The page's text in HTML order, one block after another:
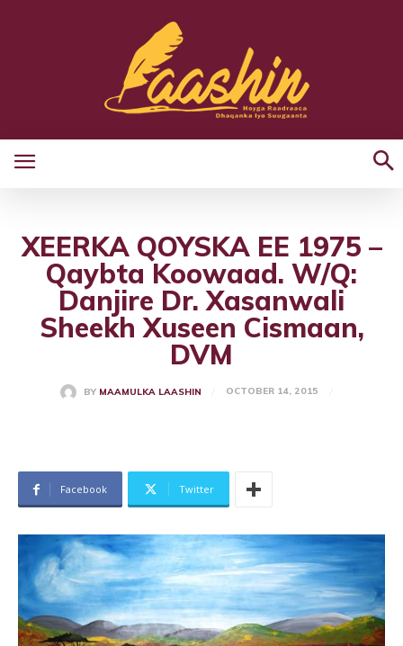
XEERKA QOYSKA EE 1975 –
Qaybta Koowaad. W/Q:
Danjire Dr. Xasanwali
Sheekh Xuseen Cismaan,
DVM
BY MAAMULKA LAASHIN OCTOBER 14, 2015
Facebook Twitter